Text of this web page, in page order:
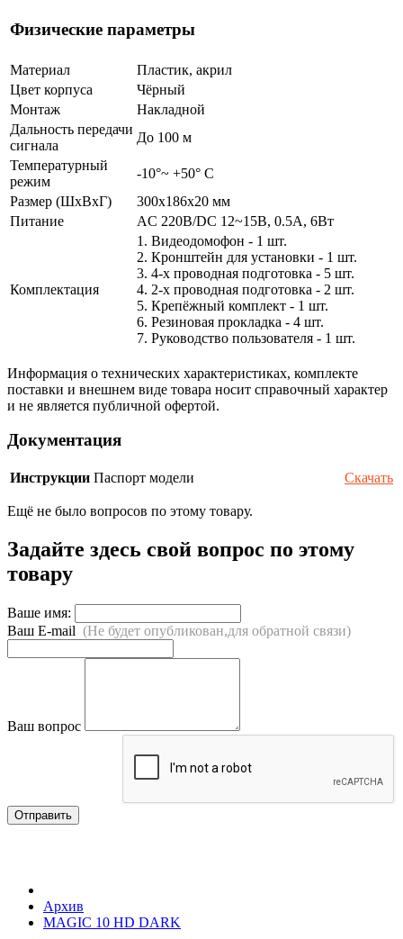
Физические параметры
Материал
Пластик, акрил
Цвет корпуса
Чёрный
Монтаж
Накладной
Дальность передачи
сигнала
До 100 м
Температурный
режим
-10°~ +50° С
Размер (ШxВxГ)
300х186х20 мм
Питание
AC 220В/DC 12~15В, 0.5А, 6Вт
Комплектация
1. Видеодомофон - 1 шт.
2. Кронштейн для установки - 1 шт.
3. 4-х проводная подготовка - 5 шт.
4. 2-х проводная подготовка - 2 шт.
5. Крепёжный комплект - 1 шт.
6. Резиновая прокладка - 4 шт.
7. Руководство пользователя - 1 шт.
Информация о технических характеристиках, комплекте
поставки и внешнем виде товара носит справочный характер
и не является публичной офертой.
Документация
Инструкции Паспорт модели Скачать
Ещё не было вопросов по этому товару.
Задайте здесь свой вопрос по этому
товару
Ваше имя:
Ваш E-mail (Не будет опубликован,для обратной связи)
Ваш вопрос
Отправить
Архив
MAGIC 10 HD DARK